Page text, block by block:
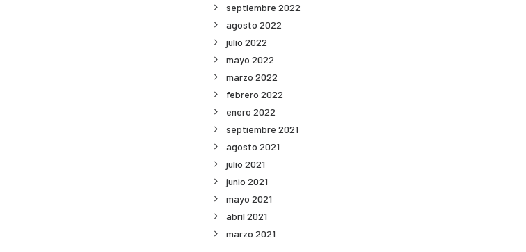
septiembre 2022
agosto 2022
julio 2022
mayo 2022
marzo 2022
febrero 2022
enero 2022
septiembre 2021
agosto 2021
julio 2021
junio 2021
mayo 2021
abril 2021
marzo 2021